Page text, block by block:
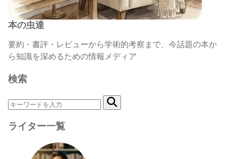
本の虫達
要約・書評・レビューから学術的考察まで、今話題の本か
ら知識を深めるための情報メディア
検索
ライター一覧